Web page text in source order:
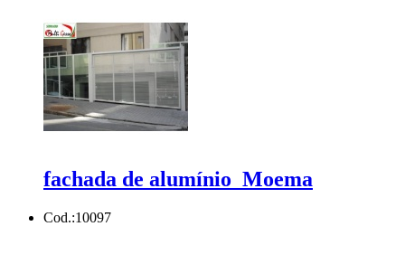
fachada de alumínio Moema
Cod.:10097